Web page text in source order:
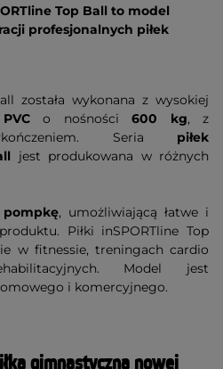
Top Ball to model
profesjonalnych piłek
została wykonana z wysokiej
PVCo nośności600 kg, z
Seria piłek
jest produkowana w różnych
, umożliwiającą łatwe i
Piłki inSPORTline Top
w fitnessie, treningach cardio
Model jest
i komercyjnego.
gimnastyczna nowej